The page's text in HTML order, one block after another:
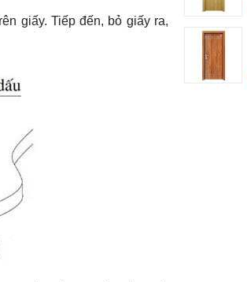
giấy. Tiếp đến, bỏ giấy ra,